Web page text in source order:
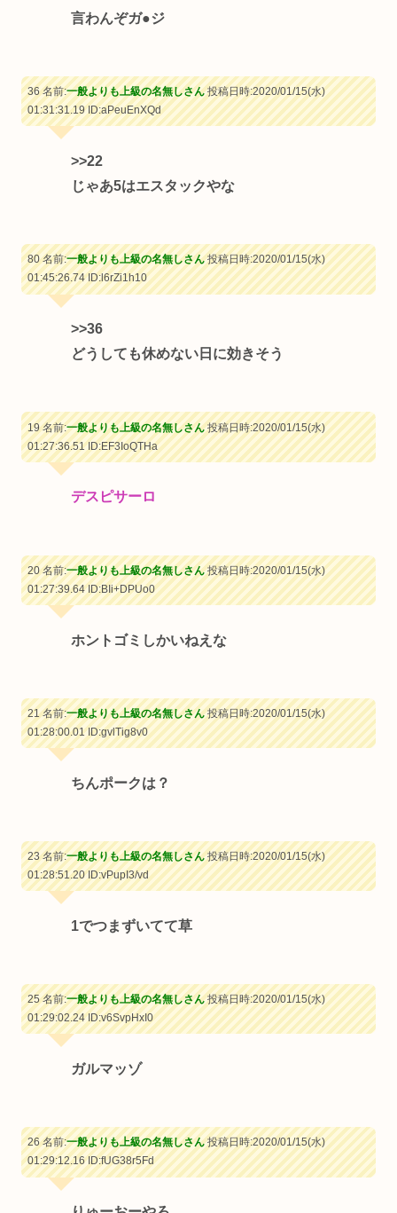
言わんぞガ●ジ
36 名前:一般よりも上級の名無しさん投稿日時:2020/01/15(水)
01:31:31.19ID:aPeuEnXQd
>>22
じゃあ5はエスタックやな
80 名前:一般よりも上級の名無しさん投稿日時:2020/01/15(水)
01:45:26.74ID:l6rZi1h10
>>36
どうしても休めない日に効きそう
19 名前:一般よりも上級の名無しさん投稿日時:2020/01/15(水)
01:27:36.51ID:EF3IoQTHa
デスピサーロ
20 名前:一般よりも上級の名無しさん投稿日時:2020/01/15(水)
01:27:39.64ID:BIi+DPUo0
ホントゴミしかいねえな
21 名前:一般よりも上級の名無しさん投稿日時:2020/01/15(水)
01:28:00.01ID:gvlTig8v0
ちんポークは？
23 名前:一般よりも上級の名無しさん投稿日時:2020/01/15(水)
01:28:51.20ID:vPupI3/vd
1でつまずいてて草
25 名前:一般よりも上級の名無しさん投稿日時:2020/01/15(水)
01:29:02.24ID:v6SvpHxI0
ガルマッゾ
26 名前:一般よりも上級の名無しさん投稿日時:2020/01/15(水)
01:29:12.16ID:fUG38r5Fd